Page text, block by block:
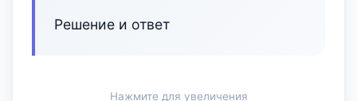
Решение и ответ
Нажмите для увеличения